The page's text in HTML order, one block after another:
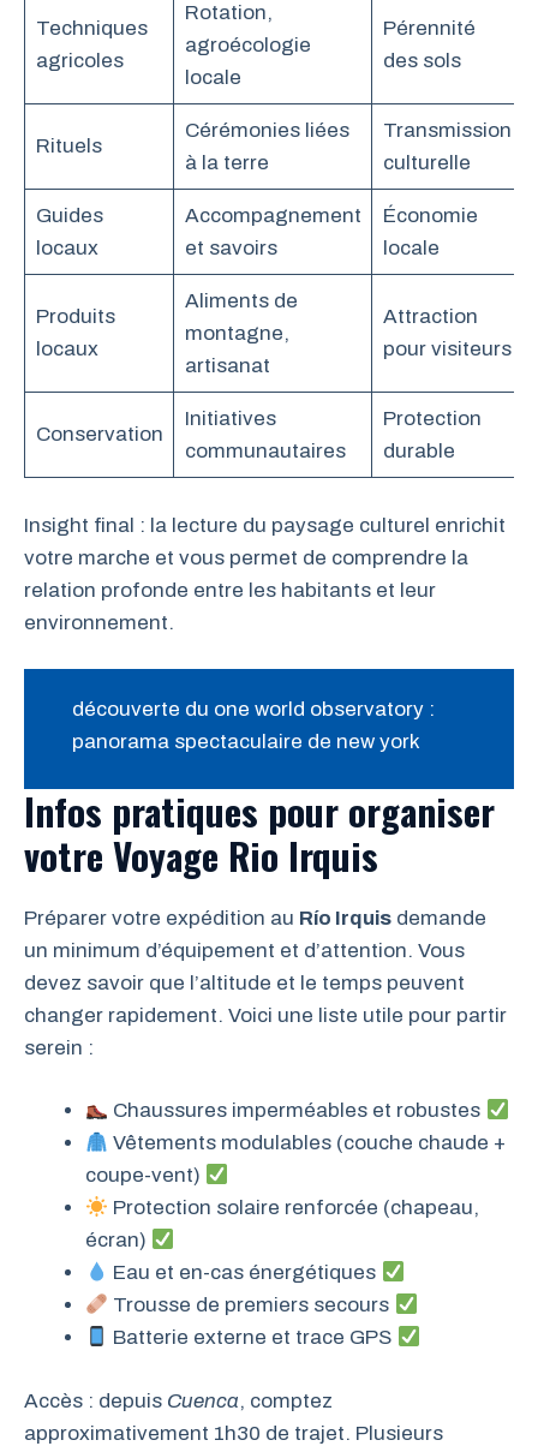
Techniques
agricoles
Rotation,
agroécologie
locale
Pérennité
des sols
Rituels
Cérémonies liées
à la terre
Transmission
culturelle
Guides
locaux
Accompagnement
et savoirs
Économie
locale
Produits
locaux
Aliments de
montagne,
artisanat
Attraction
pour visiteurs
Conservation
Initiatives
communautaires
Protection
durable
Insight final : la lecture du paysage culturel enrichit
votre marche et vous permet de comprendre la
relation profonde entre les habitants et leur
environnement.
découverte du one world observatory :
panorama spectaculaire de new york
Infos pratiques pour organiser
votre Voyage Rio Irquis
Préparer votre expédition au Río Irquis demande
un minimum d’équipement et d’attention. Vous
devez savoir que l’altitude et le temps peuvent
changer rapidement. Voici une liste utile pour partir
serein :
Chaussures imperméables et robustes
Vêtements modulables (couche chaude +
coupe-vent)
Protection solaire renforcée (chapeau,
écran)
Eau et en-cas énergétiques
Trousse de premiers secours
Batterie externe et trace GPS
Accès : depuis Cuenca, comptez
approximativement 1h30 de trajet. Plusieurs